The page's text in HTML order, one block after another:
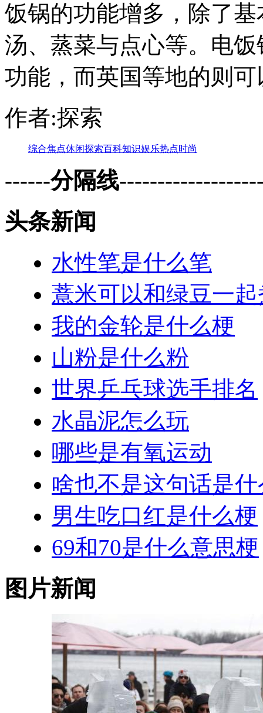
饭锅的功能增多，除了
汤、蒸菜与点心等。电
功能，而英国等地的则
作者:探索
综合焦点休闲探索百科知识娱乐热点时尚
------分隔线
头条新闻
水性笔是什么笔
薏米可以和绿豆一
我的金轮是什么梗
山粉是什么粉
世界乒乓球选手排名
水晶泥怎么玩
哪些是有氧运动
啥也不是这句话是
男生吃口红是什么梗
69和70是什么意思梗
图片新闻